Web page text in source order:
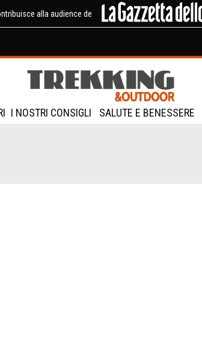
alla audience de
I NOSTRI CONSIGLI SALUTE E BENESSERE